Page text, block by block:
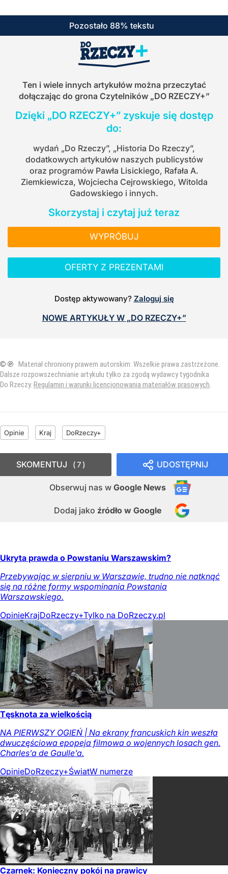
Pozostało 88% tekstu
Ten i wiele innych artykułów można przeczytać
dołączając do grona Czytelników „DO RZECZY+”
Dzięki „DO RZECZY+” zyskuje się dostęp
do:
wydań „Do Rzeczy”, „Historia Do Rzeczy”,
dodatkowych artykułów naszych publicystów
oraz programów Pawła Lisickiego, Rafała A.
Ziemkiewicza, Wojciecha Cejrowskiego, Witolda
Gadowskiego i innych.
Skorzystaj i czytaj już teraz
WYPRÓBUJ
OFERTY Z PREZENTAMI
Dostęp aktywowany? Zaloguj się
NOWE ARTYKUŁY W „DO RZECZY+”
© ℗ Materiał chroniony prawem autorskim. Wszelkie prawa zastrzeżone.
Dalsze rozpowszechnianie artykułu tylko za zgodą wydawcy tygodnika
Do Rzeczy. Regulamin i warunki licencjonowania materiałów prasowych
Opinie Kraj DoRzeczy+
UDOSTĘPNIJ
Obserwuj nas w Google News
Dodaj jako źródło w Google
SKOMENTUJ 7
Ukryta prawda o Powstaniu Warszawskim?
Przebywając w sierpniu w Warszawie, trudno nie natknąć
się na różne formy wspominania Powstania
Warszawskiego.
OpinieKrajDoRzeczy+Tylko na DoRzeczy.pl
Tęsknota za wielkością
NA PIERWSZY OGIEŃ | Na ekrany francuskich kin weszła
dwuczęściowa epopeja filmowa o wojennych losach gen.
Charles’a de Gaulle’a.
OpinieDoRzeczy+ŚwiatW numerze
Czarnek: Konieczny pokój na prawicy